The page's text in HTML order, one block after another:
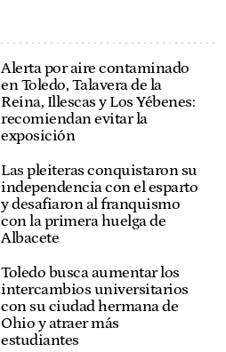
Alerta por aire contaminado
en Toledo, Talavera de la
Reina, Illescas y Los Yébenes:
recomiendan evitar la
exposición
Las pleiteras conquistaron su
independencia con el esparto
y desafiaron al franquismo
con la primera huelga de
Albacete
Toledo busca aumentar los
intercambios universitarios
con su ciudad hermana de
Ohio y atraer más
estudiantes